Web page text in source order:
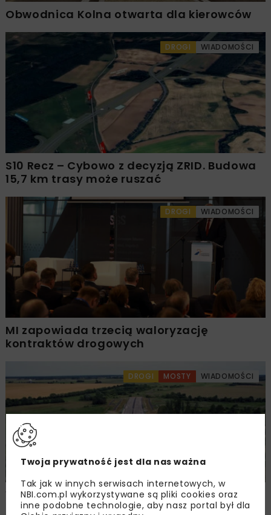
Obwodnica Kolna otwarta dla kierowców
DROGI WIADOMOŚCI
S10 Recz – Cybowo z decyzją ZRID. Budowa
15,7 km trasy może ruszać
DROGI WIADOMOŚCI
MI zapowiada trzecią waloryzację
kontraktów drogowych
DROGI MOSTY WIADOMOŚCI
Wybrano wykonawcę autostrady A2 Biała
Podlaska – Kijowiec
Twoja prywatność jest dla nas ważna
Tak jak w innych serwisach internetowych, w
NBI.com.pl wykorzystywane są pliki cookies oraz
inne podobne technologie, aby nasz portal był dla